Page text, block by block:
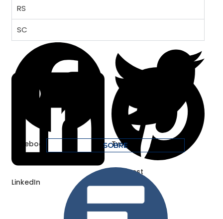
Facebook Twitter
LinkedIn
Pinterest
RS
SC
SOBRE